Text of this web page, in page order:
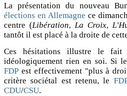
La présentation du nouveau
élections en Allemagne ce
centre (Libération,La Croix,
tantôt il est placé à la droite de
Ces hésitations illustre le fait
idéologiquement rien en soi. Si
FDP est effectivement "plus à
critère sociétal est retenu, le
CDU/CSU.